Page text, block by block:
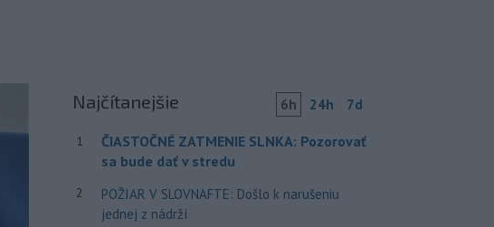
Najčítanejšie 6h 24h 7d
1
ČIASTOČNÉ ZATMENIE SLNKA: Pozorovať
sa bude dať v stredu
2
POŽIAR V SLOVNAFTE: Došlo k narušeniu
jednej z nádrží